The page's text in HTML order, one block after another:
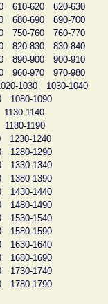
610-620
620-630
680-690
690-700
750-760
760-770
820-830
830-840
890-900
900-910
960-970
970-980
1030
1030-1040
1080-1090
1130-1140
1180-1190
1230-1240
1280-1290
1330-1340
1380-1390
1430-1440
1480-1490
1530-1540
1580-1590
1630-1640
1680-1690
1730-1740
1780-1790